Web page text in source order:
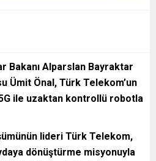
Bakanı Alparslan Bayraktar
Ümit Önal, Türk Telekom’un
5G ile uzaktan kontrollü robotla
lideri Türk Telekom,
dönüştürme misyonuyla